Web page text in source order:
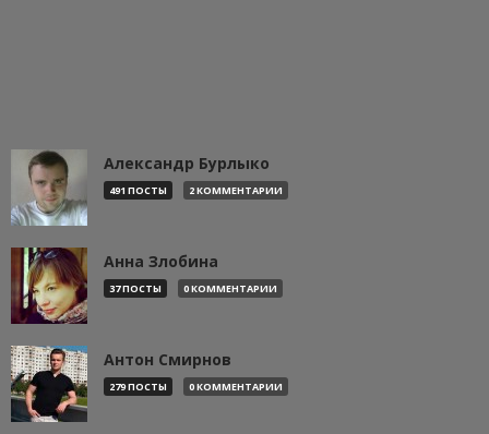
Александр Бурлыко
491 ПОСТЫ 2 КОММЕНТАРИИ
Анна Злобина
37 ПОСТЫ 0 КОММЕНТАРИИ
Антон Смирнов
279 ПОСТЫ 0 КОММЕНТАРИИ